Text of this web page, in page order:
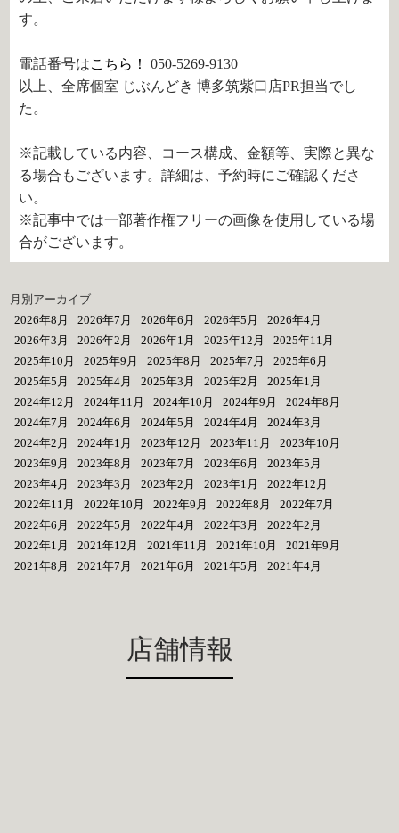
す。
電話番号はこちら！
050-5269-9130
以上、全席個室 じぶんどき 博多筑紫口店PR担当でし
た。
※記載している内容、コース構成、金額等、実際と異な
る場合もございます。詳細は、予約時にご確認くださ
い。
※記事中では一部著作権フリーの画像を使用している場
合がございます。
月別アーカイブ
2026年8月
2026年7月 2026年6月 2026年5月
2026年4月
2026年3月
2026年2月 2026年1月 2025年12月
2025年11月
2025年10月
2025年9月 2025年8月 2025年7月
2025年6月
2025年5月
2025年4月 2025年3月 2025年2月
2025年1月
2024年12月
2024年11月 2024年10月 2024年9月
2024年8月
2024年7月
2024年6月 2024年5月 2024年4月
2024年3月
2024年2月
2024年1月 2023年12月 2023年11月
2023年10月
2023年9月
2023年8月 2023年7月 2023年6月
2023年5月
2023年4月
2023年3月 2023年2月 2023年1月
2022年12月
2022年11月
2022年10月 2022年9月 2022年8月
2022年7月
2022年6月
2022年5月 2022年4月 2022年3月
2022年2月
2022年1月
2021年12月 2021年11月 2021年10月
2021年9月
2021年8月
2021年7月 2021年6月 2021年5月 2021年4月
店舗情報